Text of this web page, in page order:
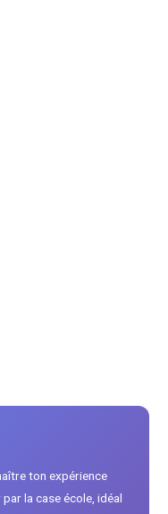
ton expérience
la case école, idéal